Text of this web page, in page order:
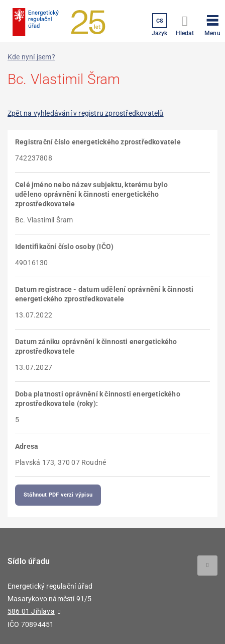
CS
Jazyk Hledat Menu
Kde nyní jsem?
Bc. Vlastimil Šram
Zpět na vyhledávání v registru zprostředkovatelů
Registrační číslo energetického zprostředkovatele
742237808
Celé jméno nebo název subjektu, kterému bylo
uděleno oprávnění k činnosti energetického
zprostředkovatele
Bc. Vlastimil Šram
Identifikační číslo osoby (IČO)
49016130
Datum registrace - datum udělení oprávnění k činnosti
energetického zprostředkovatele
13.07.2022
Datum zániku oprávnění k činnosti energetického
zprostředkovatele
13.07.2027
Doba platnosti oprávnění k činnosti energetického
zprostředkovatele (roky):
5
Adresa
Plavská 173, 370 07 Roudné
Stáhnout PDF verzi výpisu
Sídlo úřadu
Energetický regulační úřad
Masarykovo náměstí 91/5
586 01 Jihlava
IČO 70894451